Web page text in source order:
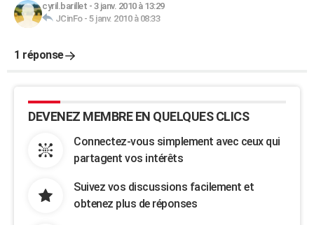
cyril.barillet - 3 janv. 2010 à 13:29
JCinFo- 5 janv. 2010 à 08:33
1 réponse
DEVENEZ MEMBRE EN QUELQUES CLICS
Connectez-vous simplement avec ceux qui
partagent vos intérêts
Suivez vos discussions facilement et
obtenez plus de réponses